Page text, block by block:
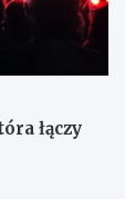
łączy